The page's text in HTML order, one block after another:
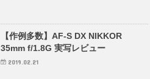
【作例多数】AF-S DX NIKKOR
35mm f/1.8G 実写レビュー
2019.02.21